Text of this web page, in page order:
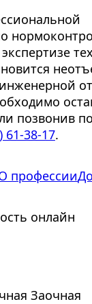
позвонив
61-38-17.
профессии
онлайн
Заочная